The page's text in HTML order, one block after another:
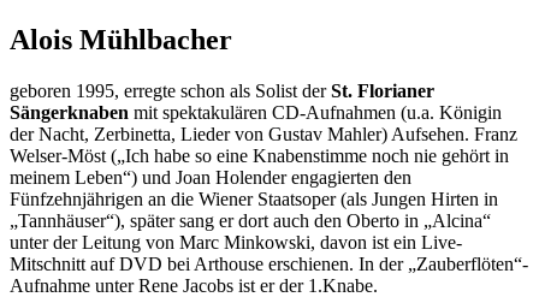
Alois Mühlbacher
geboren 1995, erregte schon als Solist derSt. Florianer
Sängerknaben mit spektakulären CD-Aufnahmen (u.a. Königin
der Nacht, Zerbinetta, Lieder von Gustav Mahler) Aufsehen. Franz
Welser-Möst („Ich habe so eine Knabenstimme noch nie gehört in
meinem Leben“) und Joan Holender engagierten den
Fünfzehnjährigen an die Wiener Staatsoper (als Jungen Hirten in
„Tannhäuser“), später sang er dort auch den Oberto in „Alcina“
unter der Leitung von Marc Minkowski, davon ist ein Live-
Mitschnitt auf DVD bei Arthouse erschienen. In der „Zauberflöten“-
Aufnahme unter Rene Jacobs ist er der 1.Knabe.